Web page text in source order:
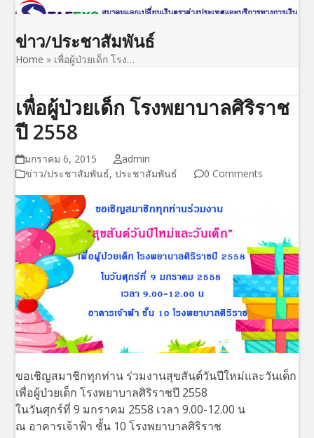
Skip
content
Open
mobile
menu
Close
mobile
menu
ข่าว/ประชาสัมพันธ์
Home » เพื่อผู้ป่วยเด็ก โรง…
เพื่อผู้ป่วยเด็ก โรงพยาบาลศิริราช
ปี 2558
มกราคม 6, 2015
admin
ข่าว/ประชาสัมพันธ์,ประชาสัมพันธ์ 0 Comments
ขอเชิญสมาชิกทุกท่าน ร่วมงานสุขสันต์วันปีใหม่และวันเด็ก
เพื่อผู้ป่วยเด็ก โรงพยาบาลศิริราชปี 2558
ในวันศุกร์ที่ 9 มกราคม 2558 เวลา 9.00-12.00 น
ณ อาคารเจ้าฟ้า ชั้น 10 โรงพยาบาลศิริราช